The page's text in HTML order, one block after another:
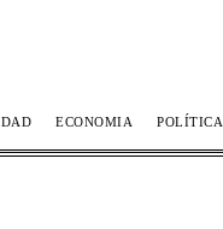
ECONOMIA POLÍTICA